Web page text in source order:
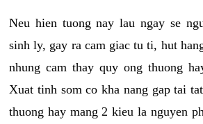
Neu hien tuong nay lau ngay se
sinh ly, gay ra cam giac tu ti, hut
nhung cam thay quy ong thuong
Xuat tinh som co kha nang gap tai
thuong hay mang 2 kieu la nguyen